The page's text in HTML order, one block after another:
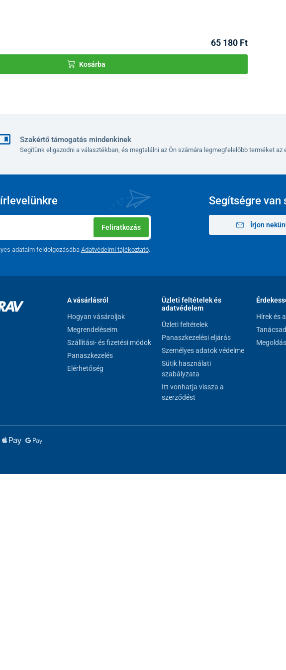
amelyek mindegyike tartalmaz egy féket.
100 kg
65 180 Ft
Kosárba
Szakértő támogatás mindenkinek
Segítünk eligazodni a választékban, és megtalálni az Ön számára legmegfelelőbb terméket
Segítségre van
Írjon
Feliratkozás
adataim feldolgozásába Adatvédelmi tájékoztató.
A vásárlásról
Hogyan vásároljak
Megrendeléseim
Szállítási- és fizetési módok
Panaszkezelés
Elérhetőség
Üzleti feltételek és
adatvédelem
Üzleti feltételek
Panaszkezelési eljárás
Személyes adatok védelme
Sütik használati
szabályzata
Itt vonhatja vissza a
szerződést
Hírek és